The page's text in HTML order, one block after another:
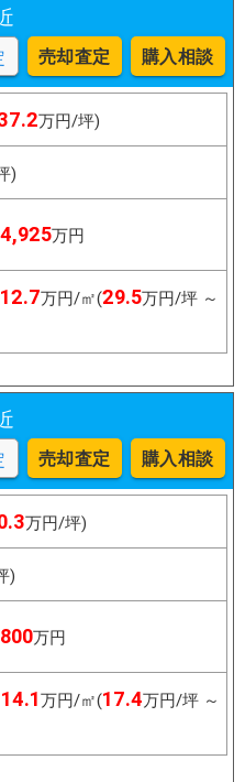
売却査定 購入相談
万円/坪)
)
4,925万円
12.7万円/㎡(29.5万円/坪 ～
売却査定 購入相談
万円/坪)
)
万円
14.1万円/㎡(17.4万円/坪 ～